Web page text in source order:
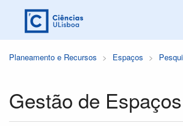
Planeamento e Recursos Espaços
Gestão de Espaços